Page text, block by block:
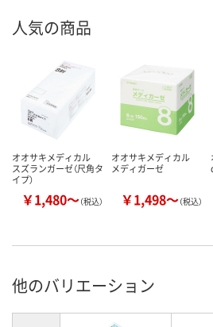
アスクル
人気の商品
オオサキメディカル
スズランガーゼ（尺角タ
イプ）
￥1,480～（税込）
オオサキメディカル
メディガーゼ
￥1,498～（税込）
他のバリエーション